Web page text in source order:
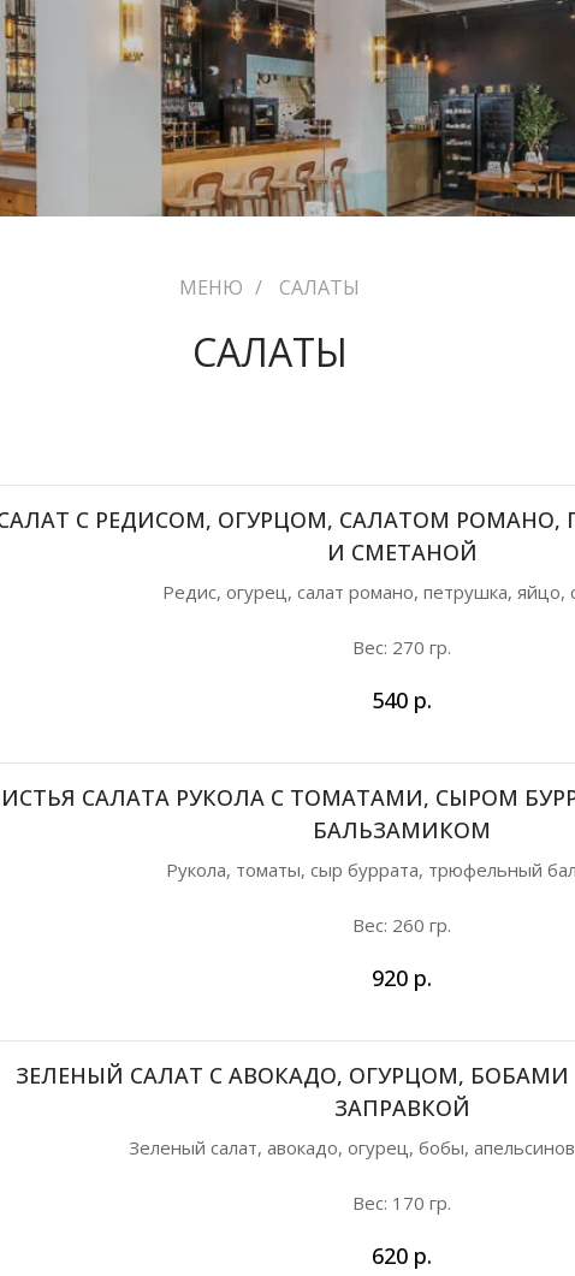
МЕНЮ / САЛАТЫ
САЛАТЫ
С РЕДИСОМ, ОГУРЦОМ, САЛАТОМ
И СМЕТАНОЙ
Редис, огурец, салат романо, петрушка, яйцо,
Вес: 270 гр.
540 р.
САЛАТА РУКОЛА С ТОМАТАМИ, СЫРОМ
БАЛЬЗАМИКОМ
Рукола, томаты, сыр буррата, трюфельный
Вес: 260 гр.
920 р.
ЗЕЛЕНЫЙ САЛАТ С АВОКАДО, ОГУРЦОМ,
ЗАПРАВКОЙ
Зеленый салат, авокадо, огурец, бобы,
Вес: 170 гр.
620 р.